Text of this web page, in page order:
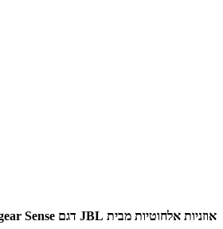
אוזניות אלחוטיות מבית JBL דגם Soundgear Sense